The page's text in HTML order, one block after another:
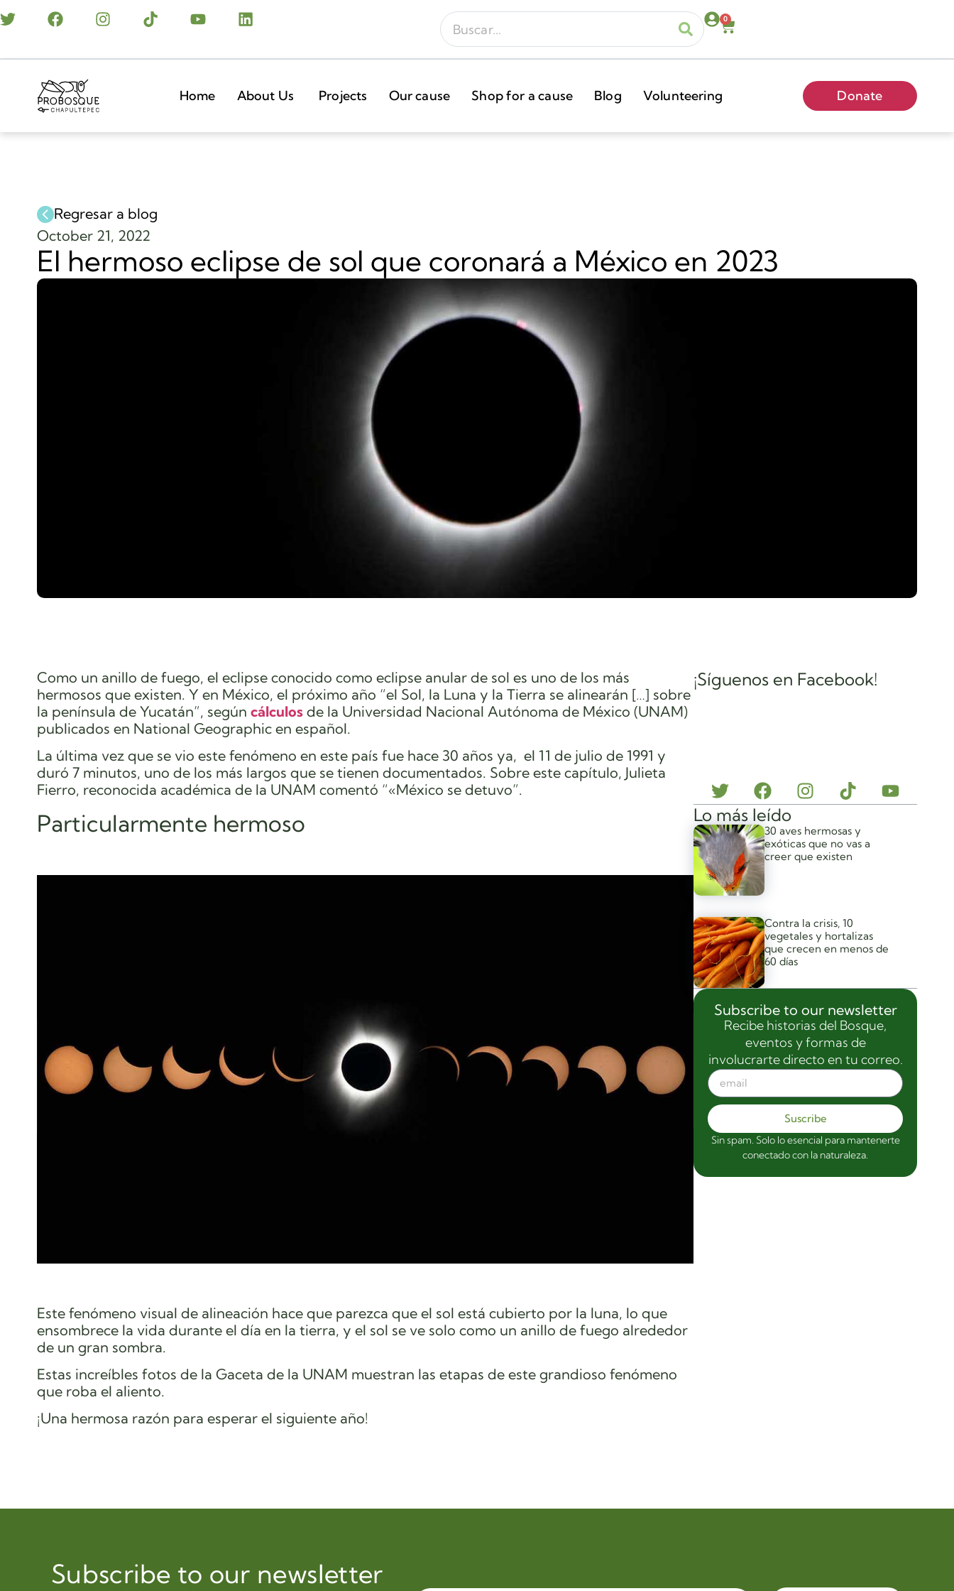
0
Home About Us Projects Our cause Shop for a cause Blog Volunteering Donate
Regresar a blog
October 21, 2022
El hermoso eclipse de sol que coronará a México en 2023
Como un anillo de fuego, el eclipse conocido como eclipse anular de sol es uno de los más
hermosos que existen. Y en México, el próximo año “el Sol, la Luna y la Tierra se alinearán […] sobre
la península de Yucatán”, según cálculos de la Universidad Nacional Autónoma de México (UNAM)
publicados en National Geographic en español.
La última vez que se vio este fenómeno en este país fue hace 30 años ya, el 11 de julio de 1991 y
duró 7 minutos, uno de los más largos que se tienen documentados. Sobre este capítulo, Julieta
Fierro, reconocida académica de la UNAM comentó “«México se detuvo”.
Particularmente hermoso
Este fenómeno visual de alineación hace que parezca que el sol está cubierto por la luna, lo que
ensombrece la vida durante el día en la tierra, y el sol se ve solo como un anillo de fuego alrededor
de un gran sombra.
Estas increíbles fotos de la Gaceta de la UNAM muestran las etapas de este grandioso fenómeno
que roba el aliento.
¡Una hermosa razón para esperar el siguiente año!
¡Síguenos en Facebook!
Lo más leído
30 aves hermosas y
exóticas que no vas a
creer que existen
Contra la crisis, 10
vegetales y hortalizas
que crecen en menos de
60 días
Subscribe to our newsletter
Recibe historias del Bosque,
eventos y formas de
involucrarte directo en tu correo.
Suscribe
Sin spam. Solo lo esencial para mantenerte
conectado con la naturaleza.
Subscribe to our newsletter